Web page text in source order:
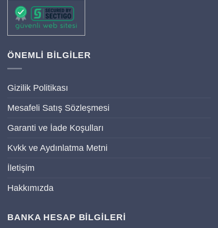
ÖNEMLİ BİLGİLER
Gizilik Politikası
Mesafeli Satış Sözleşmesi
Garanti ve İade Koşulları
Kvkk ve Aydınlatma Metni
İletişim
Hakkımızda
BANKA HESAP BİLGİLERİ